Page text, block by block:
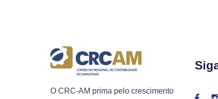
O CRC-AM prima pelo crescimento